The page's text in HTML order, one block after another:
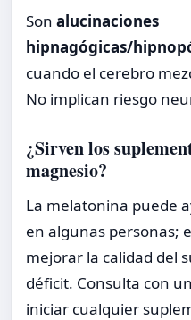
Son alucinaciones
hipnagógicas/
cuando el cerebro
No implican riesgo
¿Sirven los
magnesio?
La melatonina puede
en algunas personas;
mejorar la calidad del
déficit. Consulta con
iniciar cualquier